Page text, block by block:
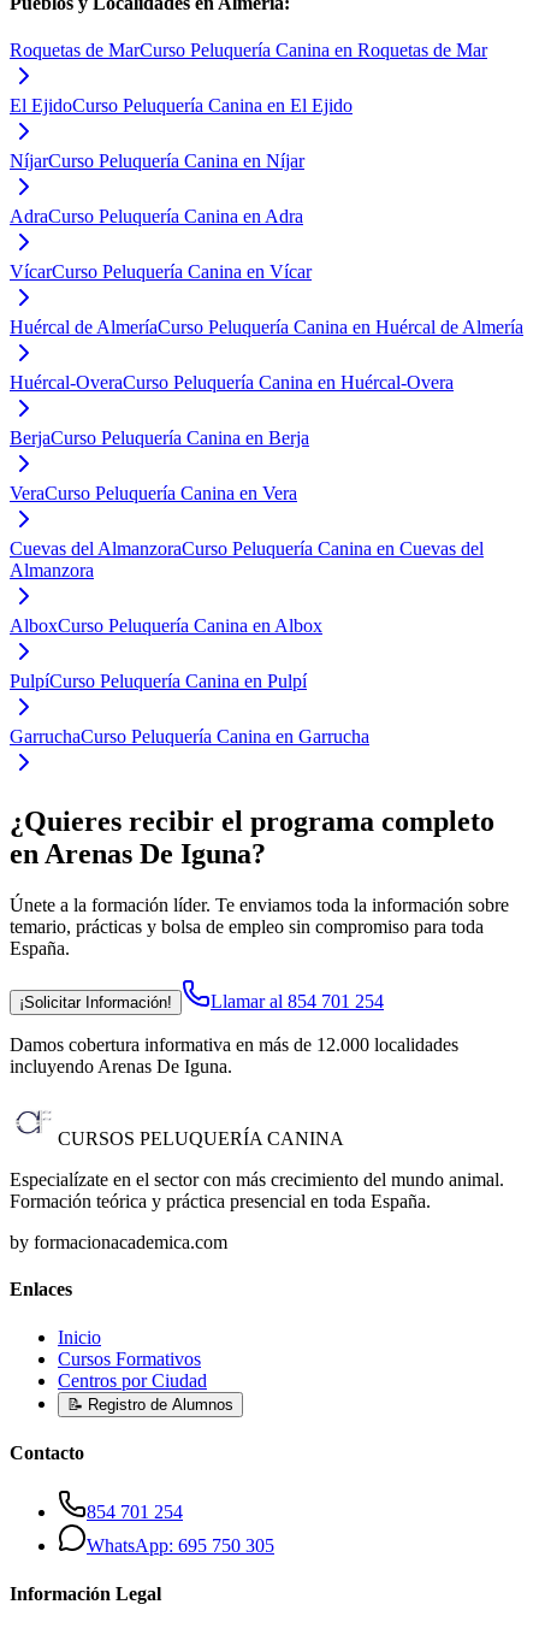
Roquetas de MarCurso Peluquería Canina en Roquetas de Mar
El EjidoCurso Peluquería Canina en El Ejido
NíjarCurso Peluquería Canina en Níjar
AdraCurso Peluquería Canina en Adra
VícarCurso Peluquería Canina en Vícar
Huércal de AlmeríaCurso Peluquería Canina en Huércal de Almería
Huércal-OveraCurso Peluquería Canina en Huércal-Overa
BerjaCurso Peluquería Canina en Berja
VeraCurso Peluquería Canina en Vera
Cuevas del AlmanzoraCurso Peluquería Canina en Cuevas del
Almanzora
AlboxCurso Peluquería Canina en Albox
PulpíCurso Peluquería Canina en Pulpí
GarruchaCurso Peluquería Canina en Garrucha
¿Quieres recibir el programa completo
en Arenas De Iguna?
Únete a la formación líder. Te enviamos toda la información sobre
temario, prácticas y bolsa de empleo sin compromiso para toda
España.
¡Solicitar Información! Llamar al 854 701 254
Damos cobertura informativa en más de 12.000 localidades
incluyendo Arenas De Iguna.
CURSOS PELUQUERÍA CANINA
Especialízate en el sector con más crecimiento del mundo animal.
Formación teórica y práctica presencial en toda España.
by formacionacademica.com
Enlaces
Inicio
Cursos Formativos
Centros por Ciudad
📝 Registro de Alumnos
Contacto
854 701 254
WhatsApp: 695 750 305
Información Legal